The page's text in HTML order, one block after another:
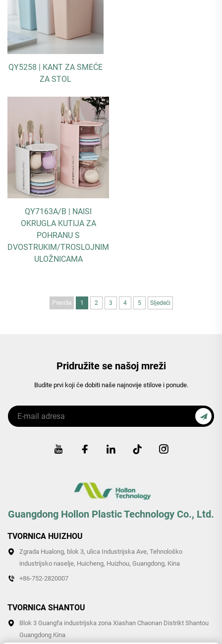
QY5258 | KANT ZA SMEĆE
ZA STOL
QY7163A/B | NAISI
OKRUGLA KUTIJA ZA
POHRANU S
DVOSTRUKIM/TROSLOJNIM
ULOŽNICAMA
Previše 1 2 3 4 5 Sljedeći
Pridružite se našoj mreži
Budite prvi koji će dobiti naše najnovije stilove i ponude.
Guangdong Hollon Plastic Technology Co., Ltd.
TVORNICA HUIZHOU
Zgrada Hualong, blok 3, ulica Industrijska Ave, Tehnološko
industrijsko naselje, Huicheng, Huizhou, Guangdong, Kina
+86-752-2820007
TVORNICA SHANTOU
Blok 3 Guangfa industrijska zona Xiashan Chaonan Distrikt Shantou
Guangdong Kina